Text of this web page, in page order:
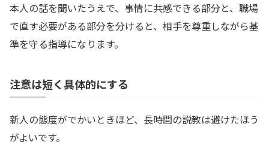
本人の話を聞いたうえで、事情に共感できる部分と、職場
で直す必要がある部分を分けると、相手を尊重しながら基
準を守る指導になります。
注意は短く具体的にする
新人の態度がでかいときほど、長時間の説教は避けたほう
がよいです。